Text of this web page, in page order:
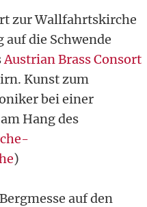
zur Wallfahrtskirche
die Schwende
Austrian Brass Consort
Kunst zum
bei einer
Hang des
)
auf den